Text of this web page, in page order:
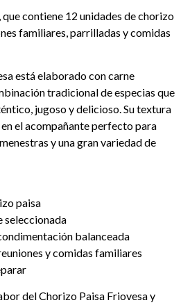
contiene 12 unidades de chorizo
familiares, parrilladas y comidas
está elaborado con carne
tradicional de especias que
jugoso y delicioso. Su textura
el acompañante perfecto para
y una gran variedad de
paisa
seleccionada
balanceada
y comidas familiares
del Chorizo Paisa Friovesa y